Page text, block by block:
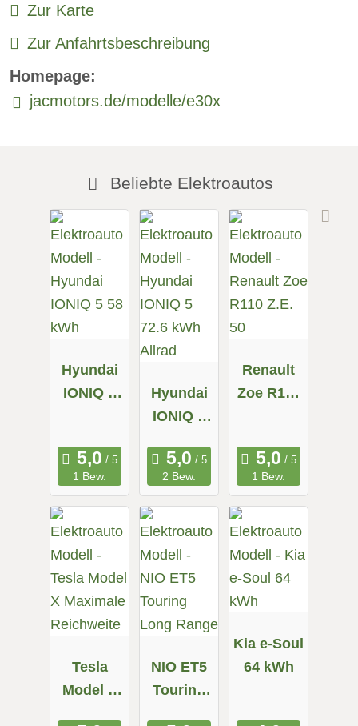
Zur Karte
Zur Anfahrtsbeschreibung
Homepage:
jacmotors.de/modelle/e30x
Beliebte Elektroautos
Hyundai
IONIQ 5
1 Bew.
Hyundai
IONIQ 5
Allrad
2 Bew.
Renault
Zoe R110
1 Bew.
Tesla
Model X
NIO ET5
Touring
Kia e-Soul
64 kWh